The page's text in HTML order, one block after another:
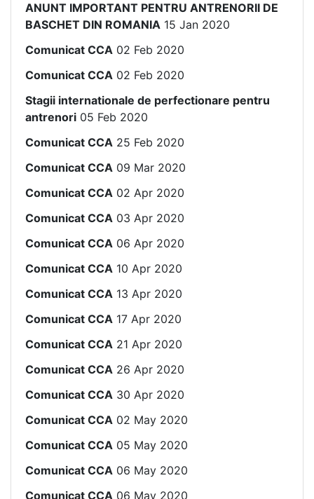
ANUNT IMPORTANT PENTRU ANTRENORII DE
BASCHET DIN ROMANIA 15 Jan 2020
Comunicat CCA 02 Feb 2020
Comunicat CCA 02 Feb 2020
Stagii internationale de perfectionare pentru
antrenori 05 Feb 2020
Comunicat CCA 25 Feb 2020
Comunicat CCA 09 Mar 2020
Comunicat CCA 02 Apr 2020
Comunicat CCA 03 Apr 2020
Comunicat CCA 06 Apr 2020
Comunicat CCA 10 Apr 2020
Comunicat CCA 13 Apr 2020
Comunicat CCA 17 Apr 2020
Comunicat CCA 21 Apr 2020
Comunicat CCA 26 Apr 2020
Comunicat CCA 30 Apr 2020
Comunicat CCA 02 May 2020
Comunicat CCA 05 May 2020
Comunicat CCA 06 May 2020
Comunicat CCA 06 May 2020